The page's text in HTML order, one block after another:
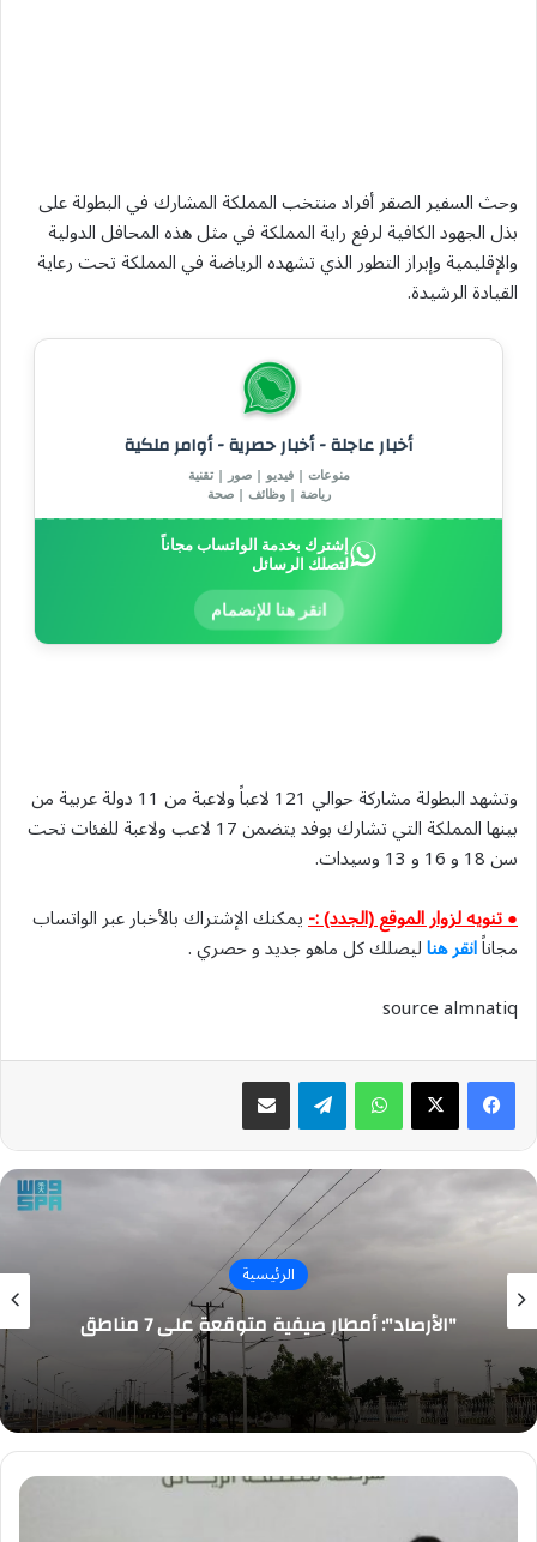
وحث السفير الصقر أفراد منتخب المملكة المشارك في البطولة على
بذل الجهود الكافية لرفع راية المملكة في مثل هذه المحافل الدولية
والإقليمية وإبراز التطور الذي تشهده الرياضة في المملكة تحت رعاية
القيادة الرشيدة.
أخبار عاجلة - أخبار حصرية - أوامر ملكية
منوعات | فيديو | صور | تقنية
رياضة | وظائف | صحة
إشترك بخدمة الواتساب مجاناً
لتصلك الرسائل
انقر هنا للإنضمام
وتشهد البطولة مشاركة حوالي 121 لاعباً ولاعبة من 11 دولة عربية من
بينها المملكة التي تشارك بوفد يتضمن 17 لاعب ولاعبة للفئات تحت
سن 18 و 16 و 13 وسيدات.
● تنويه لزوار الموقع (الجدد) :-يمكنك الإشتراك بالأخبار عبر الواتساب
مجاناًانقر هناليصلك كل ماهو جديد و حصري .
source almnatiq
واتسابتيلقرام مشاركة عبر البريد
الرئيسية
"الأرصاد": أمطار صيفية متوقعة على 7 مناطق
الإطاحة